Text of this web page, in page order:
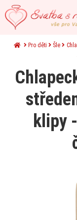
Pro děti Šle
klipy